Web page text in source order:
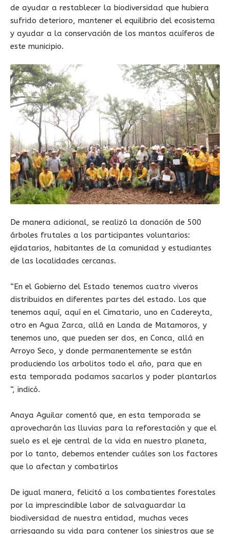
de ayudar a restablecer la biodiversidad que hubiera
sufrido deterioro, mantener el equilibrio del ecosistema
y ayudar a la conservación de los mantos acuíferos de
este municipio.
De manera adicional, se realizó la donación de 500
árboles frutales a los participantes voluntarios:
ejidatarios, habitantes de la comunidad y estudiantes
de las localidades cercanas.
“En el Gobierno del Estado tenemos cuatro viveros
distribuidos en diferentes partes del estado. Los que
tenemos aquí, aquí en el Cimatario, uno en Cadereyta,
otro en Agua Zarca, allá en Landa de Matamoros, y
tenemos uno, que pueden ser dos, en Conca, allá en
Arroyo Seco, y donde permanentemente se están
produciendo los arbolitos todo el año, para que en
esta temporada podamos sacarlos y poder plantarlos
“, indicó.
Anaya Aguilar comentó que, en esta temporada se
aprovecharán las lluvias para la reforestación y que el
suelo es el eje central de la vida en nuestro planeta,
por lo tanto, debemos entender cuáles son los factores
que lo afectan y combatirlos
De igual manera, felicitó a los combatientes forestales
por la imprescindible labor de salvaguardar la
biodiversidad de nuestra entidad, muchas veces
arriesgando su vida para contener los siniestros que se